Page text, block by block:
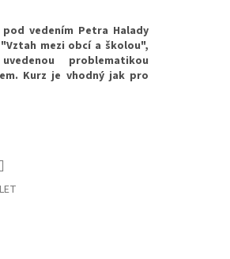
pod vedením Petra Halady
mezi obcí a školou",
problematikou
Kurz je vhodný jak pro